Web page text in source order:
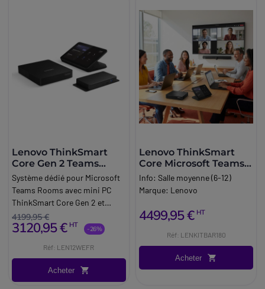
Lenovo ThinkSmart
Core Gen 2 Teams
Rooms Kit
Système dédié pour Microsoft
Teams Rooms avec mini PC
ThinkSmart Core Gen 2 et
contrôleur tactile 10,1'', pour
gérer simplement les réunions.
4199,95 €
3120,95 € HT -26%
Réf: LEN12WEFR
Acheter
Lenovo ThinkSmart
Core Microsoft Teams
Rooms Kit
Info:Salle moyenne (6-12)
Marque: Lenovo
4499,95 € HT
Réf: LENKITBAR180
Acheter